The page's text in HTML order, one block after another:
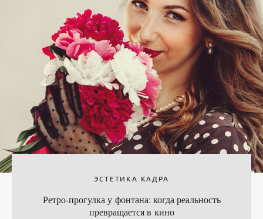
ЭСТЕТИКА КАДРА
Ретро-прогулка у фонтана: когда реальность
превращается в кино